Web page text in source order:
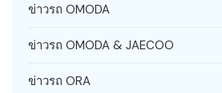
ข่าวรถ OMODA
ข่าวรถ OMODA & JAECOO
ข่าวรถ ORA